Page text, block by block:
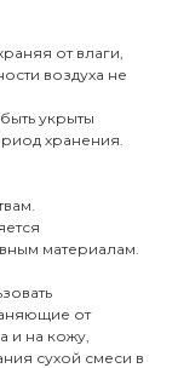
от влаги,
воздуха не
укрыты
хранения.
материалам.
от
и на кожу,
сухой смеси в